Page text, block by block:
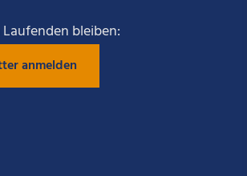
Sie
uns
Sie
uns
Sie
bleiben:
anmelden